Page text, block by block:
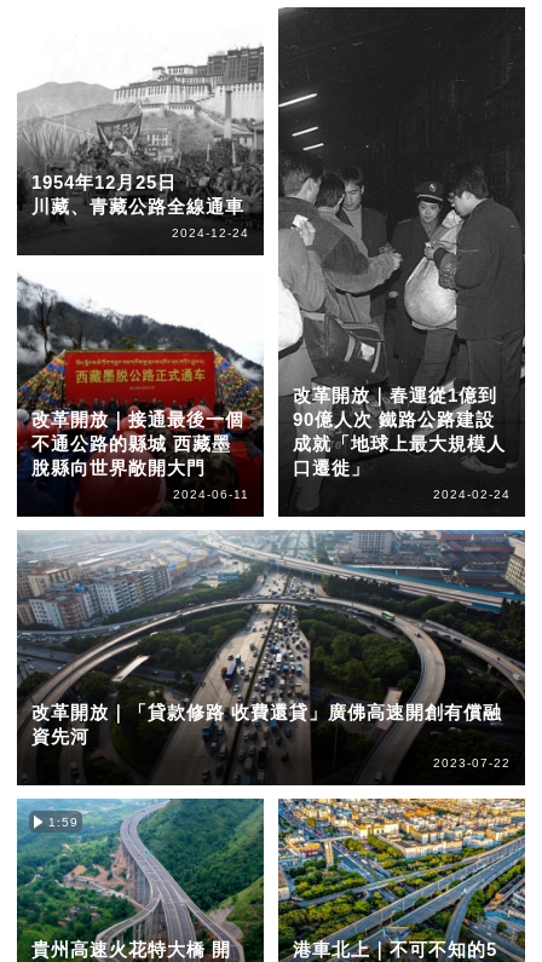
1954年12月25日
川藏、青藏公路全線通車
2024-12-24
改革開放｜接通最後一個
不通公路的縣城 西藏墨
脫縣向世界敞開大門
2024-06-11
改革開放｜春運從1億到
90億人次 鐵路公路建設
成就「地球上最大規模人
口遷徙」
2024-02-24
改革開放｜「貸款修路 收費還貸」廣佛高速開創有償融
資先河
2023-07-22
1:59
貴州高速火花特大橋 開
港車北上｜不可不知的5